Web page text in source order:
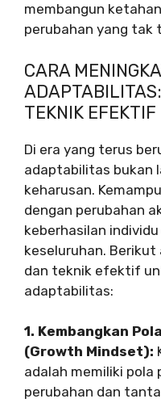
membangun
perubahan yang tak
CARA
TEKNIK EFEKTIF
Di era yang terus
adaptabilitas bukan
keharusan.
dengan perubahan
keberhasilan
keseluruhan.
dan teknik efektif
adaptabilitas:
1. Kembangkan
(Growth Mindset):
adalah memiliki
perubahan dan